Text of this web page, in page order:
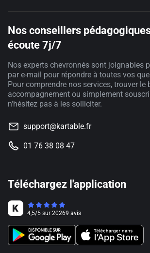
Nos conseillers
écoute 7j/7
Nos experts chevronnés sont joignables
par e-mail pour répondre à toutes vos
Pour comprendre nos services, trouver le
accompagnement ou simplement
n'hésitez pas à les solliciter.
support@kartable.fr
01 76 38 08 47
Téléchargez l'application
4,5/5 sur 20269 avis